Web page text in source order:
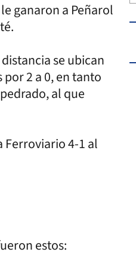
ganaron a Peñarol
se ubican
2 a 0, en tanto
al que
Ferroviario 4-1 al
estos: